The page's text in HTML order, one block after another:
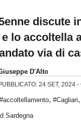
discute
lo accoltella
via di
D'Alto
24 SET, 2024 -
#accoltellamento, #Cagliari,
Sardegna